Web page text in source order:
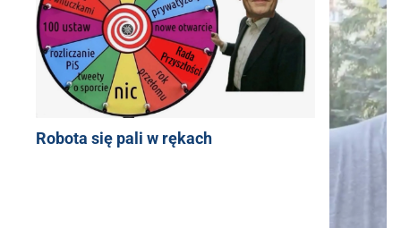
Robota się pali w rękach